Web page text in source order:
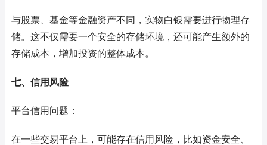
与股票、基金等金融资产不同，实物白银需要进行物理存
储。这不仅需要一个安全的存储环境，还可能产生额外的
存储成本，增加投资的整体成本。
七、信用风险
平台信用问题：
在一些交易平台上，可能存在信用风险，比如资金安全、